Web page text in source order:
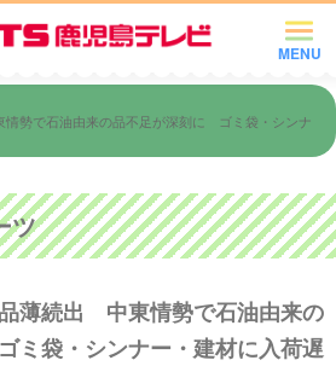
MENU
勢で石油由来の品不足が深刻に ゴミ袋・シンナ
ツ
薄続出 中東情勢で石油由来の
ミ袋・シンナー・建材に入荷遅